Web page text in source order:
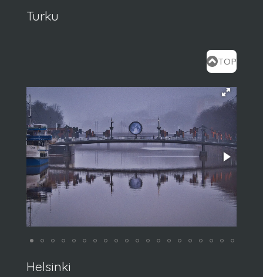
Turku
TOP
Helsinki